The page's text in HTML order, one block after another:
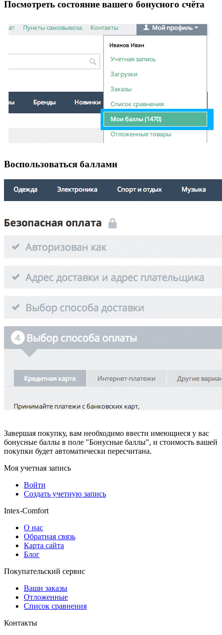
Посмотреть состояние вашего бонусного счёта
Воспользоваться баллами
Завершая покупку, вам необходимо ввести имеющиеся у вас
бонусные баллы в полe "Бонусные баллы", и стоимость вашей
покупки будет автоматически пересчитана.
Моя учетная запись
Войти
Создать учетную запись
Intex-Comfort
О нас
Обратная связь
Карта сайта
Блог
Покупательский сервис
Ваши заказы
Отложенные
Список сравнения
Контакты